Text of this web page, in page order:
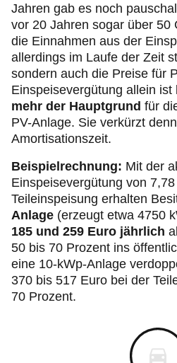
Jahren gab es noch
vor 20 Jahren sogar über 50
die Einnahmen aus der
allerdings im Laufe der Zeit
sondern auch die Preise für
Einspeisevergütung allein ist
mehr der Hauptgrund für
PV-Anlage. Sie verkürzt
Amortisationszeit.
Beispielrechnung: Mit der
Einspeisevergütung von
Teileinspeisung erhalten
Anlage (erzeugt etwa 4750
185 und 259 Euro jährlich
50 bis 70 Prozent ins
eine 10-kWp-Anlage
370 bis 517 Euro bei der
70 Prozent.